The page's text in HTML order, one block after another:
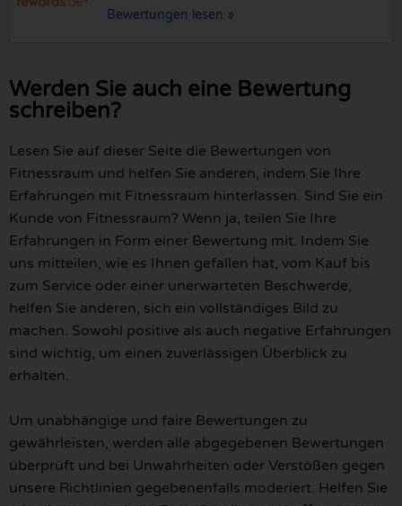
Bewertungen lesen »
Werden Sie auch eine Bewertung
schreiben?
Lesen Sie auf dieser Seite die Bewertungen von
Fitnessraum und helfen Sie anderen, indem Sie Ihre
Erfahrungen mit Fitnessraum hinterlassen. Sind Sie ein
Kunde von Fitnessraum? Wenn ja, teilen Sie Ihre
Erfahrungen in Form einer Bewertung mit. Indem Sie
uns mitteilen, wie es Ihnen gefallen hat, vom Kauf bis
zum Service oder einer unerwarteten Beschwerde,
helfen Sie anderen, sich ein vollständiges Bild zu
machen. Sowohl positive als auch negative Erfahrungen
sind wichtig, um einen zuverlässigen Überblick zu
erhalten.
Um unabhängige und faire Bewertungen zu
gewährleisten, werden alle abgegebenen Bewertungen
überprüft und bei Unwahrheiten oder Verstößen gegen
unsere Richtlinien gegebenenfalls moderiert. Helfen Sie